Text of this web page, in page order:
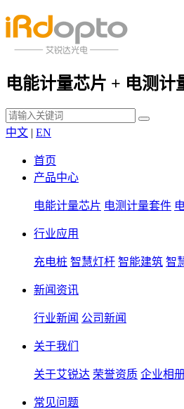
电能计量芯片 + 电测计
中文 | EN
首页
产品中心
电能计量芯片 电测计量套件
行业应用
充电桩 智慧灯杆 智能建筑 智
新闻资讯
行业新闻 公司新闻
关于我们
关于艾锐达 荣誉资质 企业相
常见问题